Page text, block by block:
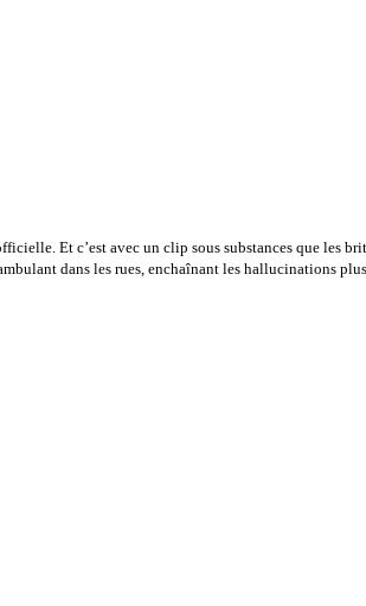
Et c’est avec un clip sous substances que les
dans les rues, enchaînant les hallucinations